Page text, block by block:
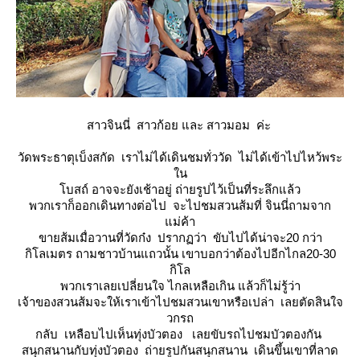
สาวจินนี่ สาวก้อย และ สาวมอม ค่ะ
วัดพระธาตุเบ็งสกัด เราไม่ได้เดินชมทั่ววัด ไม่ได้เข้าไปไหว้พระ
น
บสถ์ อาจจะยังเช้าอยู่ ถ่ายรูปไว้เป็นที่ระลึกแล้ว
พวกเราก็ออกเดินทางต่อไป จะไปชมสวนส้มที่ จินนี่ถามจาก
ม่ค้า
ขายส้มเมื่อวานที่วัดก๋ง ปรากฏว่า ขับไปได้น่าจะ20 กว่า
กิโลเมตร ถามชาวบ้านแถวนั้น เขาบอกว่าต้องไปอีกไกล20-30
กิโล
พวกเราเลยเปลี่ยนใจ ไกลเหลือเกิน แล้วก็ไม่รู้ว่า
เจ้าของสวนส้มจะให้เราเข้าไปชมสวนเขาหรือเปล่า เลยตัดสินใจ
วกรถ
กลับ เหลือบไปเห็นทุ่งบัวตอง เลยขับรถไปชมบัวตองกัน
สนุกสนานกับทุ่งบัวตอง ถ่ายรูปกันสนุกสนาน เดินขึ้นเขาที่ลาด